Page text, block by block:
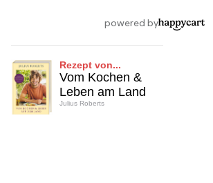
Rezept von...
Vom Kochen &
Leben am Land
Julius Roberts